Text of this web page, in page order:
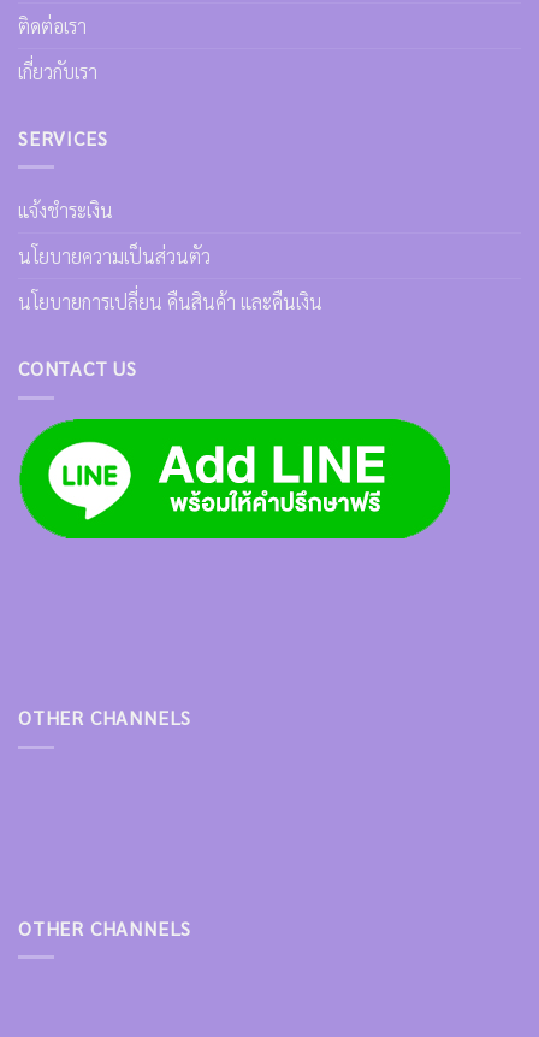
ติดต่อเรา
เกี่ยวกับเรา
SERVICES
แจ้งชำระเงิน
นโยบายความเป็นส่วนตัว
นโยบายการเปลี่ยน คืนสินค้า และคืนเงิน
CONTACT US
OTHER CHANNELS
OTHER CHANNELS